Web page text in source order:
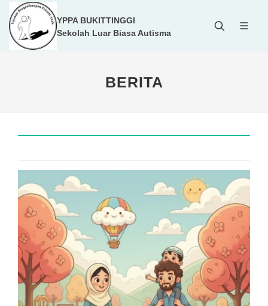
YPPA BUKITTINGGI
Sekolah Luar Biasa Autisma
BERITA